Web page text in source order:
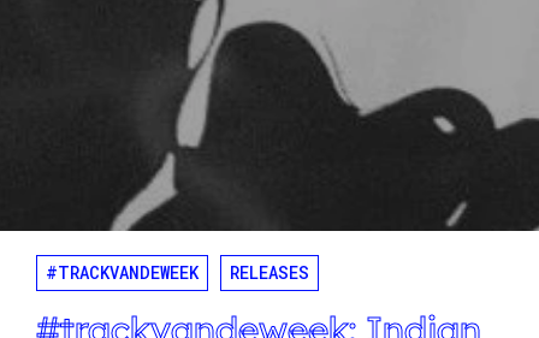
#TRACKVANDEWEEK RELEASES